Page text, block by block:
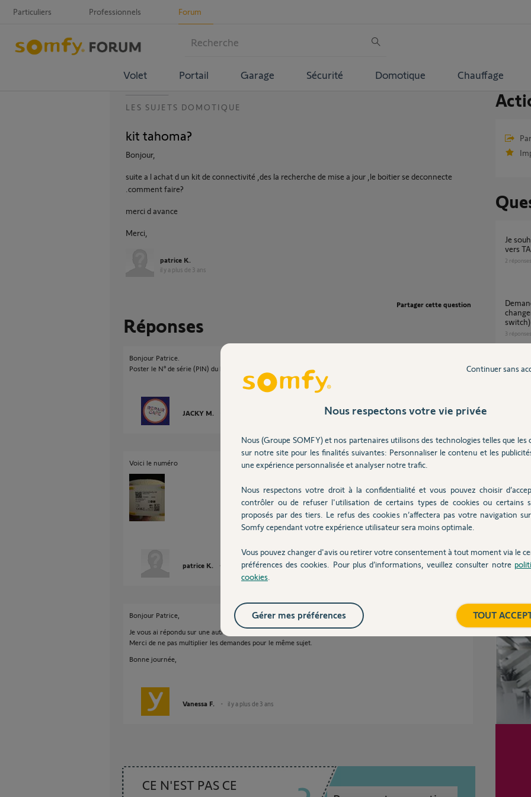
Particuliers Professionnels Forum
Volet Portail Garage Sécurité Domotique Chauffage
LES SUJETS DOMOTIQUE
kit tahoma?
Bonjour,
suite a l achat d un kit de connectivité ,des la recherche de mise a jour ,le boitier se deconnecte
.comment faire?
merci d avance
Merci,
patrice K.
il y a plus de 3 ans
Partager cette question
Réponses
Bonjour Patrice.
Poster le N° de série (PIN) du boitier
JACKY M.
Voici le numéro
patrice K. il y a plus de 3 ans
Bonjour Patrice,
Je vous ai répondu sur une autre conversation.
Merci de ne pas multiplier les demandes pour le même sujet.
Bonne journée,
Vanessa F. il y a plus de 3 ans
CE N'EST PAS CE
je souhaite un transfert kit de connectivité
vers
2 réponses
Demande de transfert de clé io suite à
switch)
3 réponses
Transfert d'une clé io kit de connectivité vers
Transfert Connectivity Kit sur Tahoma
Switch
Nous respectons votre vie privée
Nous (Groupe SOMFY) et nos partenaires utilisons des technologies telles que les
sur notre site pour les finalités suivantes: Personnaliser le contenu et les
une expérience personnalisée et analyser notre trafic.
Nous respectons votre droit à la confidentialité et vous pouvez choisir
contrôler ou de refuser l'utilisation de certains types de cookies ou certains
proposés par des tiers. Le refus des cookies n’affectera pas votre navigation
Somfy cependant votre expérience utilisateur sera moins optimale.
Vous pouvez changer d'avis ou retirer votre consentement à tout moment via le
préférences des cookies. Pour plus d’informations, veuillez consulter notre
cookies
Continuer sans
TOUT
Gérer mes préférences